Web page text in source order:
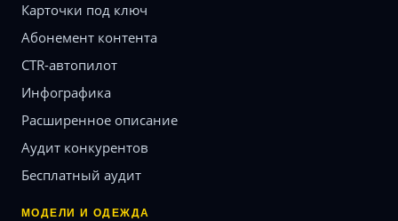
Карточки под ключ
Абонемент контента
CTR-автопилот
Инфографика
Расширенное описание
Аудит конкурентов
Бесплатный аудит
МОДЕЛИ И ОДЕЖДА